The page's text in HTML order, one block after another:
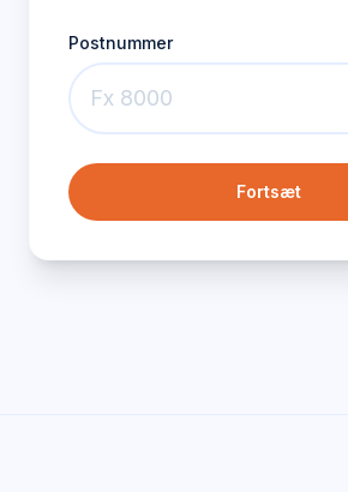
Postnummer
Fortsæt